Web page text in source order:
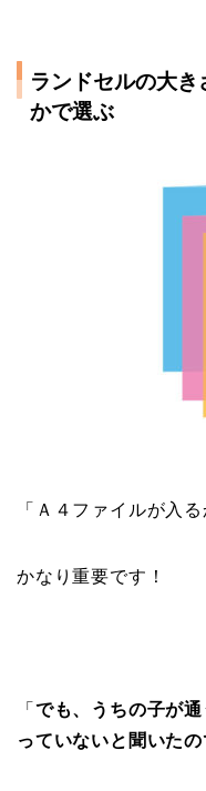
ランドセルの大き
かで選ぶ
「Ａ４ファイルが入る
かなり重要です！
「 でも、うちの子が
っていないと聞いたの